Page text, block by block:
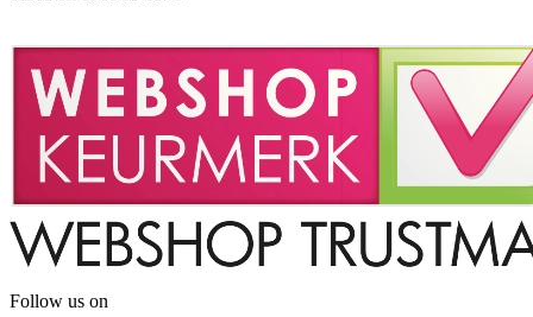
Follow us on